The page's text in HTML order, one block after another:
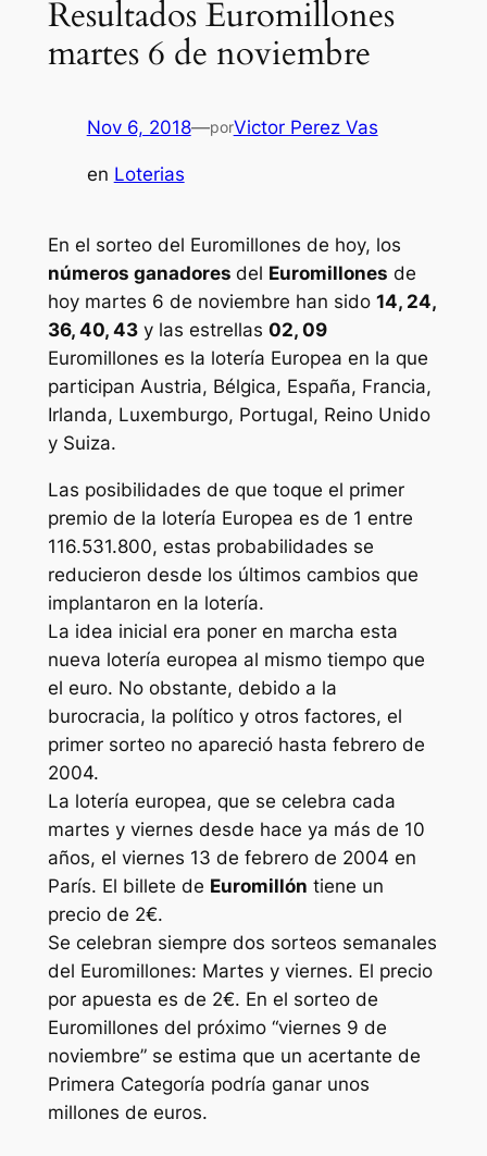
Resultados Euromillones
martes 6 de noviembre
Nov 6, 2018—porVictor Perez Vas
en Loterias
En el sorteo del Euromillones de hoy, los
números ganadores del Euromillones de
hoy martes 6 de noviembre han sido 14, 24,
36, 40, 43y las estrellas 02, 09
Euromillones es la lotería Europea en la que
participan Austria, Bélgica, España, Francia,
Irlanda, Luxemburgo, Portugal, Reino Unido
y Suiza.
Las posibilidades de que toque el primer
premio de la lotería Europea es de 1 entre
116.531.800, estas probabilidades se
reducieron desde los últimos cambios que
implantaron en la lotería.
La idea inicial era poner en marcha esta
nueva lotería europea al mismo tiempo que
el euro. No obstante, debido a la
burocracia, la político y otros factores, el
primer sorteo no apareció hasta febrero de
2004.
La lotería europea, que se celebra cada
martes y viernes desde hace ya más de 10
años, el viernes 13 de febrero de 2004 en
París. El billete de Euromillón tiene un
precio de 2€.
Se celebran siempre dos sorteos semanales
del Euromillones: Martes y viernes. El precio
por apuesta es de 2€. En el sorteo de
Euromillones del próximo “viernes 9 de
noviembre” se estima que un acertante de
Primera Categoría podría ganar unos
millones de euros.